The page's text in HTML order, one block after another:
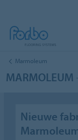
Marmoleum
MARMOLEUM
Nieuwe